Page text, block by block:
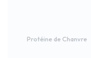
Protéine de Chanvre